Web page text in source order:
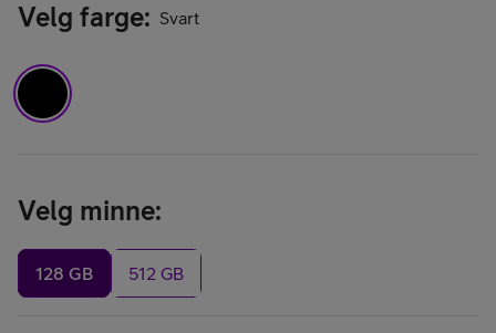
Velg farge: Svart
Velg minne:
128 GB 512 GB